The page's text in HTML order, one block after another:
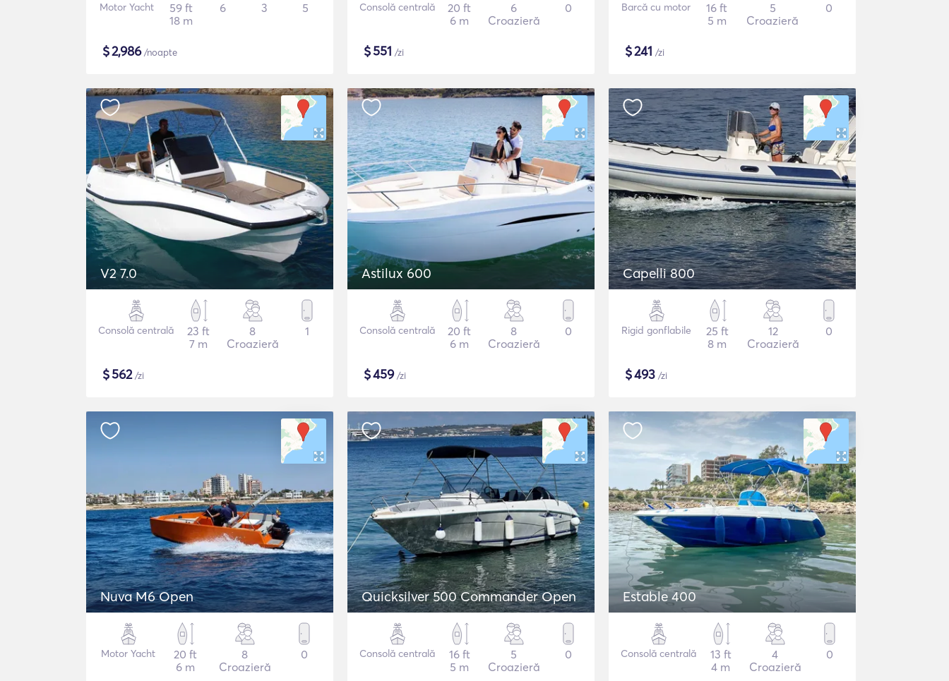
Motor Yacht
59 ft
18 m
6 3 5
$2,986/noapte
Consolă centrală
20 ft
6 m
6
Croazieră
0
$551 /zi
Barcă cu motor
16 ft
5 m
5
Croazieră
0
$241 /zi
V2 7.0
Consolă centrală
23 ft
7 m
8
Croazieră
1
$562/zi
Astilux 600
Consolă centrală
20 ft
6 m
8
Croazieră
0
$459/zi
Capelli 800
Rigid gonflabile
25 ft
8 m
12
Croazieră
0
$493 /zi
Nuva M6 Open
Motor Yacht
20 ft
6 m
8
Croazieră
0
Quicksilver 500 Commander Open
Consolă centrală
16 ft
5 m
5
Croazieră
0
Estable 400
Consolă centrală
13 ft
4 m
4
Croazieră
0